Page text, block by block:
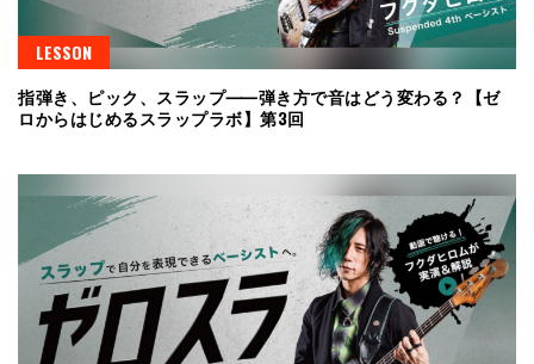
LESSON
指弾き、ピック、スラップ⸺弾き方で音はどう変わる？【ゼ
ロからはじめるスラップラボ】第3回